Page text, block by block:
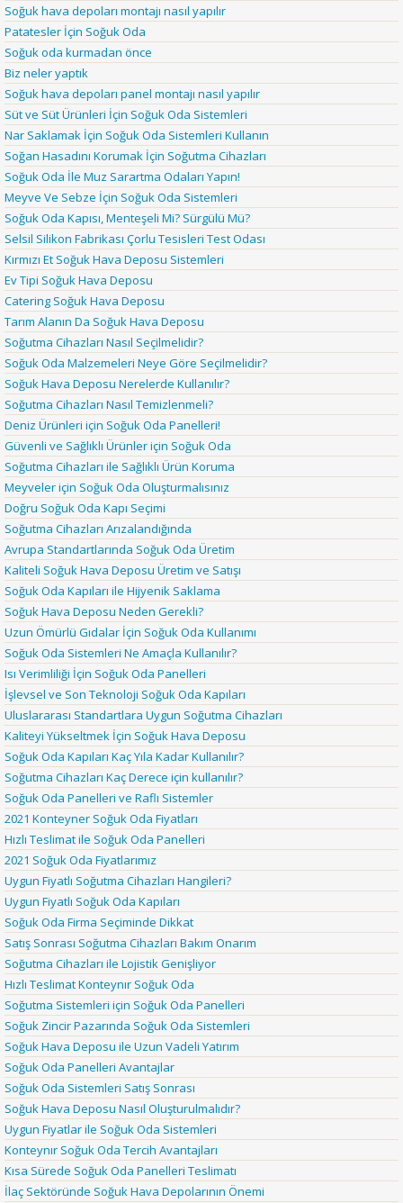
Soğuk hava depoları montajı nasıl yapılır
Patatesler İçin Soğuk Oda
Soğuk oda kurmadan önce
Biz neler yaptık
Soğuk hava depoları panel montajı nasıl yapılır
Süt ve Süt Ürünleri İçin Soğuk Oda Sistemleri
Nar Saklamak İçin Soğuk Oda Sistemleri Kullanın
Soğan Hasadını Korumak İçin Soğutma Cihazları
Soğuk Oda İle Muz Sarartma Odaları Yapın!
Meyve Ve Sebze İçin Soğuk Oda Sistemleri
Soğuk Oda Kapısı, Menteşeli Mi? Sürgülü Mü?
Selsil Silikon Fabrikası Çorlu Tesisleri Test Odası
Kırmızı Et Soğuk Hava Deposu Sistemleri
Ev Tipi Soğuk Hava Deposu
Catering Soğuk Hava Deposu
Tarım Alanın Da Soğuk Hava Deposu
Soğutma Cihazları Nasıl Seçilmelidir?
Soğuk Oda Malzemeleri Neye Göre Seçilmelidir?
Soğuk Hava Deposu Nerelerde Kullanılır?
Soğutma Cihazları Nasıl Temizlenmeli?
Deniz Ürünleri için Soğuk Oda Panelleri!
Güvenli ve Sağlıklı Ürünler için Soğuk Oda
Soğutma Cihazları ile Sağlıklı Ürün Koruma
Meyveler için Soğuk Oda Oluşturmalısınız
Doğru Soğuk Oda Kapı Seçimi
Soğutma Cihazları Arızalandığında
Avrupa Standartlarında Soğuk Oda Üretim
Kaliteli Soğuk Hava Deposu Üretim ve Satışı
Soğuk Oda Kapıları ile Hijyenik Saklama
Soğuk Hava Deposu Neden Gerekli?
Uzun Ömürlü Gıdalar İçin Soğuk Oda Kullanımı
Soğuk Oda Sistemleri Ne Amaçla Kullanılır?
Isı Verimliliği İçin Soğuk Oda Panelleri
İşlevsel ve Son Teknoloji Soğuk Oda Kapıları
Uluslararası Standartlara Uygun Soğutma Cihazları
Kaliteyi Yükseltmek İçin Soğuk Hava Deposu
Soğuk Oda Kapıları Kaç Yıla Kadar Kullanılır?
Soğutma Cihazları Kaç Derece için kullanılır?
Soğuk Oda Panelleri ve Raflı Sistemler
2021 Konteyner Soğuk Oda Fiyatları
Hızlı Teslimat ile Soğuk Oda Panelleri
2021 Soğuk Oda Fiyatlarımız
Uygun Fiyatlı Soğutma Cihazları Hangileri?
Uygun Fiyatlı Soğuk Oda Kapıları
Soğuk Oda Firma Seçiminde Dikkat
Satış Sonrası Soğutma Cihazları Bakım Onarım
Soğutma Cihazları ile Lojistik Genişliyor
Hızlı Teslimat Konteynır Soğuk Oda
Soğutma Sistemleri için Soğuk Oda Panelleri
Soğuk Zincir Pazarında Soğuk Oda Sistemleri
Soğuk Hava Deposu ile Uzun Vadeli Yatırım
Soğuk Oda Panelleri Avantajlar
Soğuk Oda Sistemleri Satış Sonrası
Soğuk Hava Deposu Nasıl Oluşturulmalıdır?
Uygun Fiyatlar ile Soğuk Oda Sistemleri
Konteynır Soğuk Oda Tercih Avantajları
Kısa Sürede Soğuk Oda Panelleri Teslimatı
İlaç Sektöründe Soğuk Hava Depolarının Önemi